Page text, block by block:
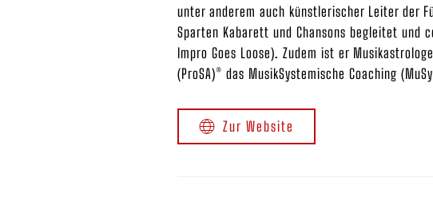
unter anderem auch künstlerischer Leiter der
Sparten Kabarett und Chansons begleitet und
Impro Goes Loose). Zudem ist er
(ProSA)® das MusikSystemische Coaching
Zur Website